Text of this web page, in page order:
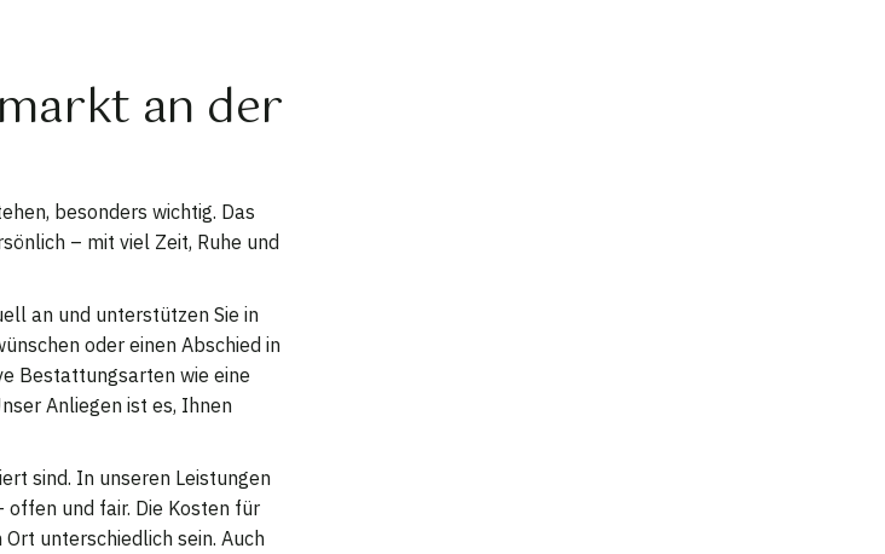
an der
besonders wichtig. Das
– mit viel Zeit, Ruhe und
an und unterstützen Sie in
oder einen Abschied in
Bestattungsarten wie eine
Anliegen ist es, Ihnen
sind. In unseren Leistungen
und fair. Die Kosten für
unterschiedlich sein. Auch